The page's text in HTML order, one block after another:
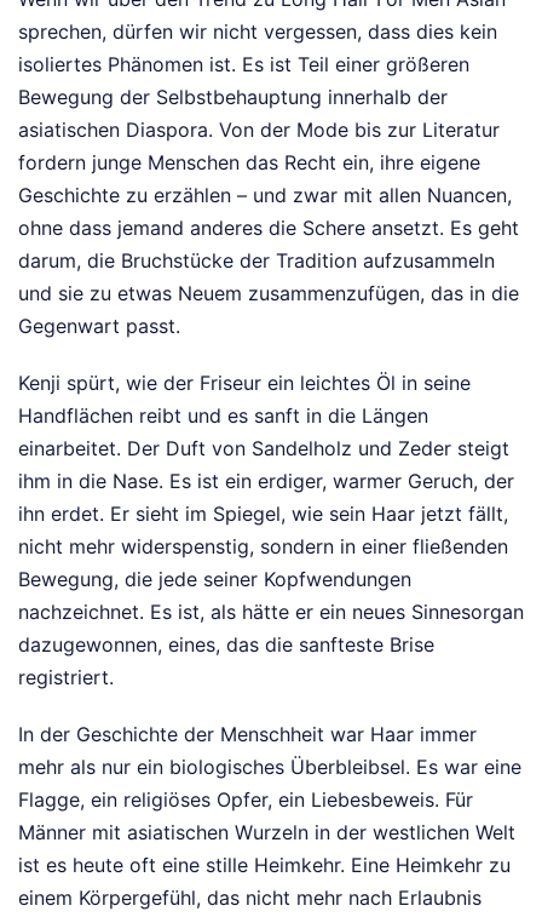
sprechen, dürfen wir nicht vergessen, dass dies kein
isoliertes Phänomen ist. Es ist Teil einer größeren
Bewegung der Selbstbehauptung innerhalb der
asiatischen Diaspora. Von der Mode bis zur Literatur
fordern junge Menschen das Recht ein, ihre eigene
Geschichte zu erzählen – und zwar mit allen Nuancen,
ohne dass jemand anderes die Schere ansetzt. Es geht
darum, die Bruchstücke der Tradition aufzusammeln
und sie zu etwas Neuem zusammenzufügen, das in die
Gegenwart passt.
Kenji spürt, wie der Friseur ein leichtes Öl in seine
Handflächen reibt und es sanft in die Längen
einarbeitet. Der Duft von Sandelholz und Zeder steigt
ihm in die Nase. Es ist ein erdiger, warmer Geruch, der
ihn erdet. Er sieht im Spiegel, wie sein Haar jetzt fällt,
nicht mehr widerspenstig, sondern in einer fließenden
Bewegung, die jede seiner Kopfwendungen
nachzeichnet. Es ist, als hätte er ein neues Sinnesorgan
dazugewonnen, eines, das die sanfteste Brise
registriert.
In der Geschichte der Menschheit war Haar immer
mehr als nur ein biologisches Überbleibsel. Es war eine
Flagge, ein religiöses Opfer, ein Liebesbeweis. Für
Männer mit asiatischen Wurzeln in der westlichen Welt
ist es heute oft eine stille Heimkehr. Eine Heimkehr zu
einem Körpergefühl, das nicht mehr nach Erlaubnis